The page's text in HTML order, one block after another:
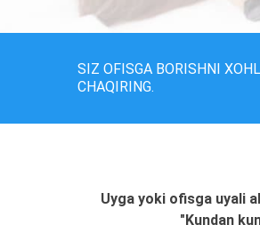
SIZ OFISGA BORISHNI
CHAQIRING.
Uyga yoki ofisga uyali
"Kundan